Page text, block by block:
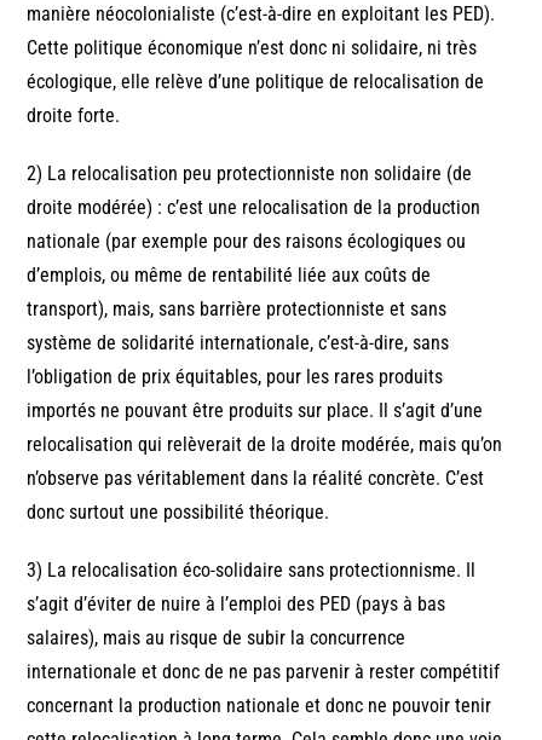
manière néocolonialiste (c’est-à-dire en exploitant les PED).
Cette politique économique n’est donc ni solidaire, ni très
écologique, elle relève d’une politique de relocalisation de
droite forte.
2) La relocalisation peu protectionniste non solidaire (de
droite modérée) : c’est une relocalisation de la production
nationale (par exemple pour des raisons écologiques ou
d’emplois, ou même de rentabilité liée aux coûts de
transport), mais, sans barrière protectionniste et sans
système de solidarité internationale, c’est-à-dire, sans
l’obligation de prix équitables, pour les rares produits
importés ne pouvant être produits sur place. Il s’agit d’une
relocalisation qui relèverait de la droite modérée, mais qu’on
n’observe pas véritablement dans la réalité concrète. C’est
donc surtout une possibilité théorique.
3) La relocalisation éco-solidaire sans protectionnisme. Il
s’agit d’éviter de nuire à l’emploi des PED (pays à bas
salaires), mais au risque de subir la concurrence
internationale et donc de ne pas parvenir à rester compétitif
concernant la production nationale et donc ne pouvoir tenir